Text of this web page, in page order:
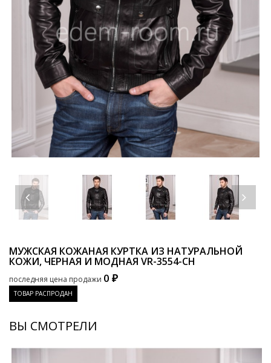
МУЖСКАЯ КОЖАНАЯ КУРТКА ИЗ НАТУРАЛЬНОЙ
КОЖИ, ЧЕРНАЯ И МОДНАЯ VR-3554-CH
последняя цена продажи 0 ₽
ТОВАР РАСПРОДАН
ВЫ СМОТРЕЛИ